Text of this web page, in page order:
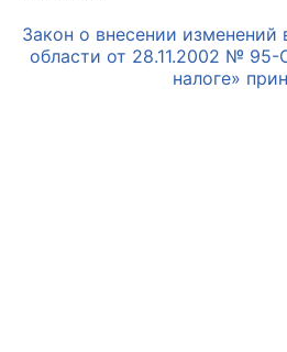
Закон о внесении изменений
области от 28.11.2002 №
налоге»